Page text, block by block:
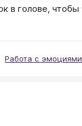
в голове,
Работа с эмоциями